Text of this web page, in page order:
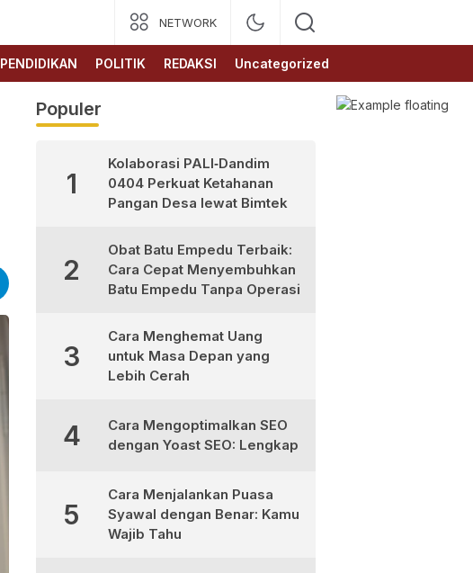
NETWORK
PENDIDIKAN POLITIK REDAKSI Uncategorized
Populer
1
Kolaborasi PALI‑Dandim
0404 Perkuat Ketahanan
Pangan Desa lewat Bimtek
2
Obat Batu Empedu Terbaik:
Cara Cepat Menyembuhkan
Batu Empedu Tanpa Operasi
3
Cara Menghemat Uang
untuk Masa Depan yang
Lebih Cerah
4
Cara Mengoptimalkan SEO
dengan Yoast SEO: Lengkap
5
Cara Menjalankan Puasa
Syawal dengan Benar: Kamu
Wajib Tahu